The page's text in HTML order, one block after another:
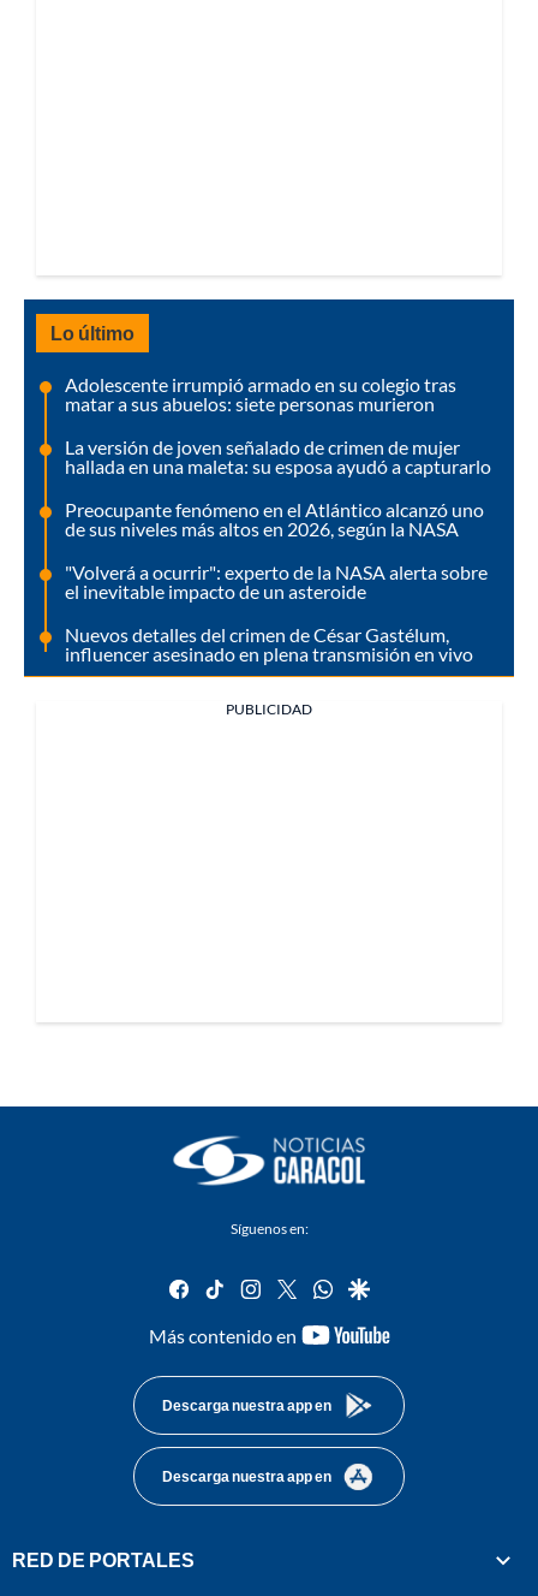
Lo último
Adolescente irrumpió armado en su colegio tras
matar a sus abuelos: siete personas murieron
La versión de joven señalado de crimen de mujer
hallada en una maleta: su esposa ayudó a capturarlo
Preocupante fenómeno en el Atlántico alcanzó uno
de sus niveles más altos en 2026, según la NASA
"Volverá a ocurrir": experto de la NASA alerta sobre
el inevitable impacto de un asteroide
Nuevos detalles del crimen de César Gastélum,
influencer asesinado en plena transmisión en vivo
PUBLICIDAD
Síguenos en:
facebook
tiktok instagram
twitterwhatsapp
google
Más contenido en
youtube-
Descarga nuestra app en
Descarga nuestra app en
RED DE PORTALES